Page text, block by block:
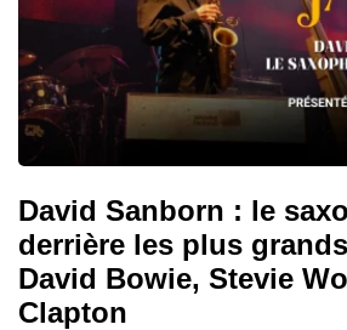
David Sanborn : le
derrière les plus
David Bowie, Stevie
Clapton